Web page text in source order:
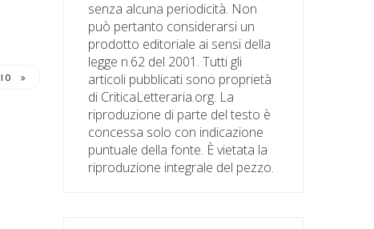
senza alcuna periodicità. Non
può pertanto considerarsi un
prodotto editoriale ai sensi della
legge n.62 del 2001. Tutti gli
articoli pubblicati sono proprietà
di CriticaLetteraria.org. La
riproduzione di parte del testo è
concessa solo con indicazione
puntuale della fonte. È vietata la
riproduzione integrale del pezzo.